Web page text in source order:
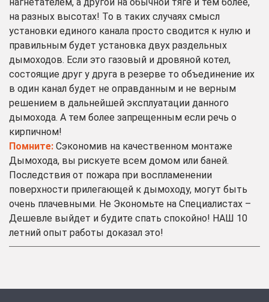
на разных высотах! То в таких случаях смысл
установки единого канала просто сводится к нулю и
правильным будет установка двух раздельных
дымоходов. Если это газовый и дровяной котел,
состоящие друг у друга в резерве то объединение их
в один канал будет не оправданным и не верным
решением в дальнейшей эксплуатации данного
дымохода. А тем более запрещенным если речь о
кирпичном!
Помните: Сэкономив на качественном монтаже
Дымохода, вы рискуете всем домом или баней.
Последствия от пожара при воспламенении
поверхности прилегающей к дымоходу, могут быть
очень плачевными. Не Экономьте на Специалистах –
Дешевле выйдет и будите спать спокойно! НАШ 10
летний опыт работы доказал это!